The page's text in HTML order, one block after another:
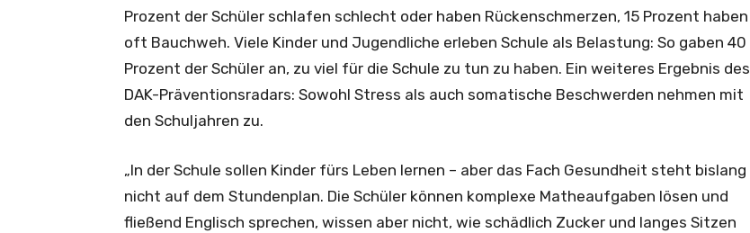
Prozent der Schüler schlafen schlecht oder haben Rückenschmerzen, 15 Prozent haben
oft Bauchweh. Viele Kinder und Jugendliche erleben Schule als Belastung: So gaben 40
Prozent der Schüler an, zu viel für die Schule zu tun zu haben. Ein weiteres Ergebnis des
DAK-Präventionsradars: Sowohl Stress als auch somatische Beschwerden nehmen mit
den Schuljahren zu.
„In der Schule sollen Kinder fürs Leben lernen – aber das Fach Gesundheit steht bislang
nicht auf dem Stundenplan. Die Schüler können komplexe Matheaufgaben lösen und
fließend Englisch sprechen, wissen aber nicht, wie schädlich Zucker und langes Sitzen